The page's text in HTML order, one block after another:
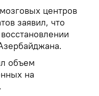
центров
заявил, что
объем
на